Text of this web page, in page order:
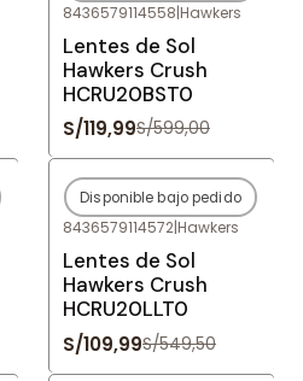
Agotado
8436579114558|Hawkers
Lentes de Sol
Hawkers Crush
HCRU20BST0
S/119,99S/599,00
-80%OFF
Agotado
Disponible bajo pedido
8436579114572|Hawkers
Lentes de Sol
Hawkers Crush
HCRU20LLT0
S/109,99S/549,50